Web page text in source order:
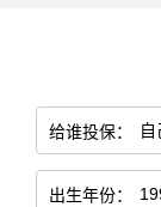
给谁投保：
出生年份：